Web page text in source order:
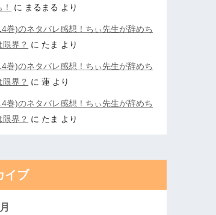
に まるまる より
巻)のネタバレ感想！ちぃ先生が辞めち
限界？ に たま より
巻)のネタバレ感想！ちぃ先生が辞めち
限界？ に蓮 より
巻)のネタバレ感想！ちぃ先生が辞めち
限界？ に たま より
イブ